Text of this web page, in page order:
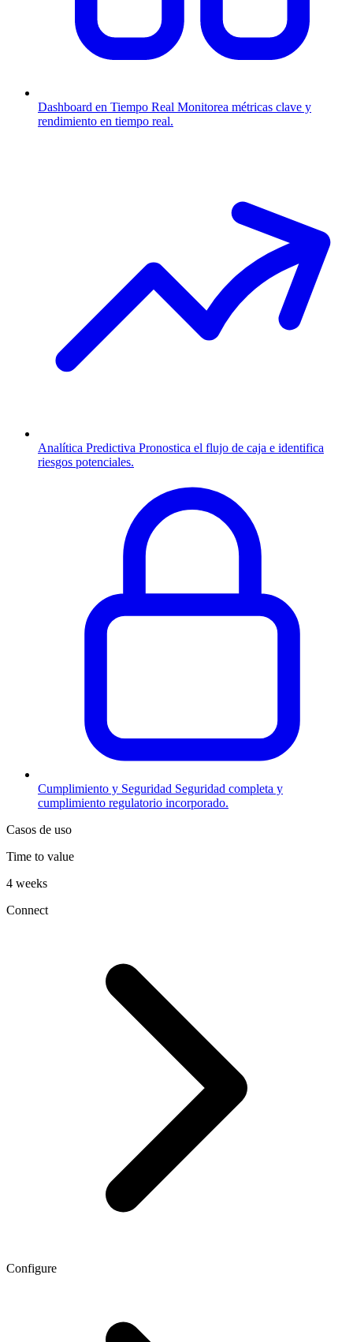
Dashboard en Tiempo Real Monitorea métricas clave y
rendimiento en tiempo real.
Analítica Predictiva Pronostica el flujo de caja e identifica
riesgos potenciales.
Cumplimiento y Seguridad Seguridad completa y
cumplimiento regulatorio incorporado.
Casos de uso
Time to value
4 weeks
Connect
Configure